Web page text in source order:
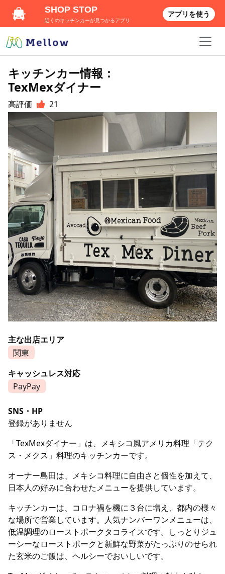
キッチンカー情報：
TexMexダイナー
高評価 21
主な出店エリア
関東
キャッシュレス対応
PayPay
SNS・HP
登録がありません
「TexMexダイナー」は、メキシコ風アメリカ料理「テク
ス・メクス」料理のキッチンカーです。
オーナー島田は、メキシコ料理に自由さと個性を加えて、
日本人の好みに合わせたメニューを提供しています。
キッチンカーは、コロナ禍を機に３台に増え、都内の様々
な場所で営業しています。人気ナンバーワンメニューは、
低温調理のローストポークタコライスです。しっとりジュ
ーシーなローストポークと新鮮な野菜がたっぷりのせられ
た玄米のご飯は、ヘルシーでおいしいです。
SHOP STOP
近くのキッチンカーが見つかるアプリ
アプリを使う